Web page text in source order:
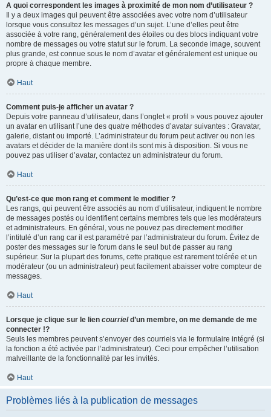
A quoi correspondent les images à proximité de mon nom d’utilisateur ?
Il y a deux images qui peuvent être associées avec votre nom d’utilisateur
lorsque vous consultez les messages d’un sujet. L’une d’elles peut être
associée à votre rang, généralement des étoiles ou des blocs indiquant votre
nombre de messages ou votre statut sur le forum. La seconde image, souvent
plus grande, est connue sous le nom d’avatar et généralement est unique ou
propre à chaque membre.
Haut
Comment puis-je afficher un avatar ?
Depuis votre panneau d’utilisateur, dans l’onglet « profil » vous pouvez ajouter
un avatar en utilisant l’une des quatre méthodes d’avatar suivantes : Gravatar,
galerie, distant ou importé. L’administrateur du forum peut activer ou non les
avatars et décider de la manière dont ils sont mis à disposition. Si vous ne
pouvez pas utiliser d’avatar, contactez un administrateur du forum.
Haut
Qu’est-ce que mon rang et comment le modifier ?
Les rangs, qui peuvent être associés au nom d’utilisateur, indiquent le nombre
de messages postés ou identifient certains membres tels que les modérateurs
et administrateurs. En général, vous ne pouvez pas directement modifier
l’intitulé d’un rang car il est paramétré par l’administrateur du forum. Évitez de
poster des messages sur le forum dans le seul but de passer au rang
supérieur. Sur la plupart des forums, cette pratique est rarement tolérée et un
modérateur (ou un administrateur) peut facilement abaisser votre compteur de
messages.
Haut
Lorsque je clique sur le lien courrield’un membre, on me demande de me
connecter !?
Seuls les membres peuvent s’envoyer des courriels via le formulaire intégré (si
la fonction a été activée par l’administrateur). Ceci pour empêcher l’utilisation
malveillante de la fonctionnalité par les invités.
Haut
Problèmes liés à la publication de messages